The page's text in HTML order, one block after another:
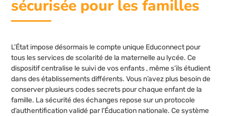
sécurisée pour les familles
L’État impose désormais le compte unique Educonnect pour
tous les services de scolarité de la maternelle au lycée. Ce
dispositif centralise le suivi de vos enfants , même s’ils étudient
dans des établissements différents. Vous n’avez plus besoin de
conserver plusieurs codes secrets pour chaque enfant de la
famille. La sécurité des échanges repose sur un protocole
d’authentification validé par l’Éducation nationale. Ce système